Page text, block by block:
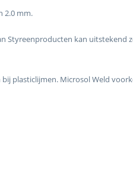
2.0 mm.
Styreenproducten kan
plasticlijmen. Microsol Weld